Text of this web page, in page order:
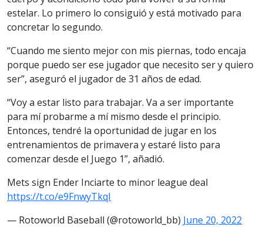
estelar. Lo primero lo consiguió y está motivado para
concretar lo segundo.
“Cuando me siento mejor con mis piernas, todo encaja
porque puedo ser ese jugador que necesito ser y quiero
ser”, aseguró el jugador de 31 años de edad.
“Voy a estar listo para trabajar. Va a ser importante
para mí probarme a mí mismo desde el principio.
Entonces, tendré la oportunidad de jugar en los
entrenamientos de primavera y estaré listo para
comenzar desde el Juego 1”, añadió.
Mets sign Ender Inciarte to minor league deal
https://t.co/e9FnwyTkqI
— Rotoworld Baseball (@rotoworld_bb) June 20, 2022